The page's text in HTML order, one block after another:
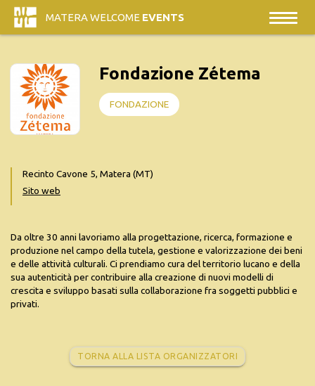
MATERA WELCOME EVENTS
Fondazione Zétema
FONDAZIONE
Recinto Cavone 5, Matera (MT)
Sito web
Da oltre 30 anni lavoriamo alla progettazione, ricerca, formazione e
produzione nel campo della tutela, gestione e valorizzazione dei beni
e delle attività culturali. Ci prendiamo cura del territorio lucano e della
sua autenticità per contribuire alla creazione di nuovi modelli di
crescita e sviluppo basati sulla collaborazione fra soggetti pubblici e
privati.
TORNA ALLA LISTA ORGANIZZATORI